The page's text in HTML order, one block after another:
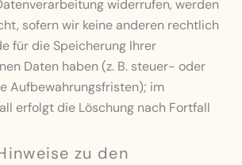
widerrufen, werden
sofern wir keine anderen rechtlich
für die Speicherung Ihrer
Daten haben (z. B. steuer- oder
Aufbewahrungsfristen); im
erfolgt die Löschung nach Fortfall
zu den